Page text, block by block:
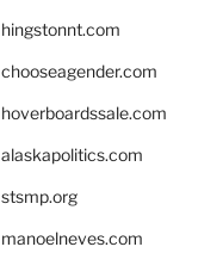
hingstonnt.com
chooseagender.com
hoverboardssale.com
alaskapolitics.com
stsmp.org
manoelneves.com